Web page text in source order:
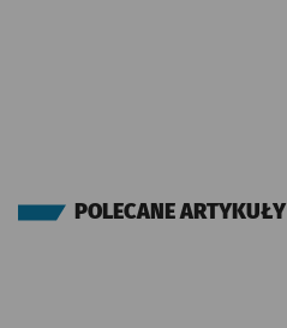
POLECANE ARTYKUŁY